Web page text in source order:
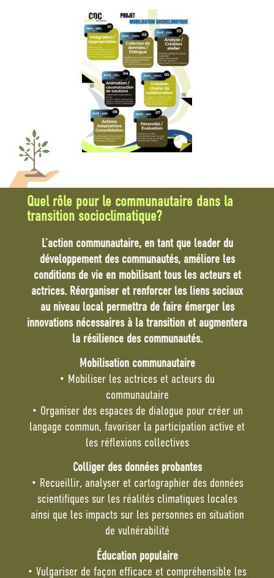
Quel rôle pour le communautaire dans la
transition socioclimatique?
L’action communautaire, en tant que leader du
développement des communautés, améliore les
conditions de vie en mobilisant tous les acteurs et
actrices. Réorganiser et renforcer les liens sociaux
au niveau local permettra de faire émerger les
innovations nécessaires à la transition et augmentera
la résilience des communautés.
Mobilisation communautaire
• Mobiliser les actrices et acteurs du
communautaire
• Organiser des espaces de dialogue pour créer un
langage commun, favoriser la participation active et
les réflexions collectives
Colliger des données probantes
• Recueillir, analyser et cartographier des données
scientifiques sur les réalités climatiques locales
ainsi que les impacts sur les personnes en situation
de vulnérabilité
Éducation populaire
• Vulgariser de façon efficace et compréhensible les